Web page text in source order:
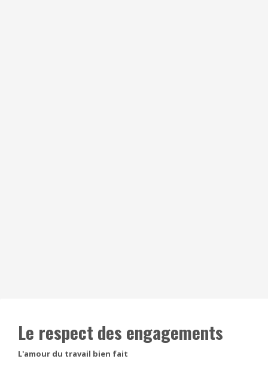
Le respect des engagements
L'amour du travail bien fait